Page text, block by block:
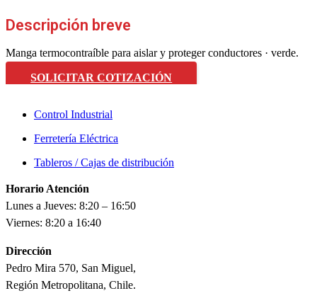
Descripción breve
Manga termocontraíble para aislar y proteger conductores · verde.
SOLICITAR COTIZACIÓN
Control Industrial
Ferretería Eléctrica
Tableros / Cajas de distribución
Horario Atención
Lunes a Jueves: 8:20 – 16:50
Viernes: 8:20 a 16:40
Dirección
Pedro Mira 570, San Miguel,
Región Metropolitana, Chile.